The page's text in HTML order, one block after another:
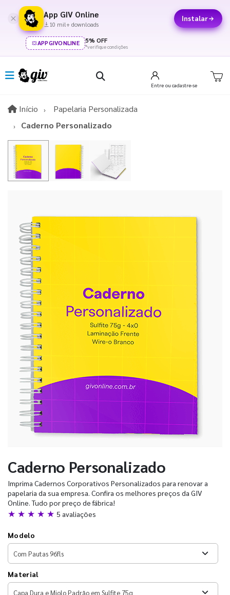
App GIV Online
10 mil+ downloads
Instalar
APPGIVONLINE 5% OFF
*verifique condições
Entre ou cadastre-se
Início InícioPapelaria Personalizada
Caderno Personalizado
Caderno Personalizado
Imprima Cadernos Corporativos Personalizados para renovar a
papelaria da sua empresa. Confira os melhores preços da GIV
Online. Tudo por preço de fábrica!
★ ★ ★ ★ ★ 5 avaliações
Modelo
Material